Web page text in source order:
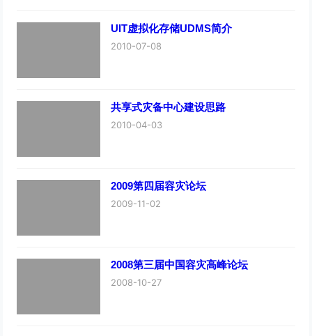
UIT虚拟化存储UDMS简介
2010-07-08
共享式灾备中心建设思路
2010-04-03
2009第四届容灾论坛
2009-11-02
2008第三届中国容灾高峰论坛
2008-10-27